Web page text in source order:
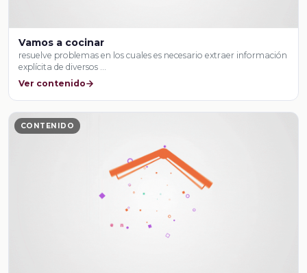
Vamos a cocinar
resuelve problemas en los cuales es necesario extraer información
explícita de diversos …
Ver contenido
CONTENIDO